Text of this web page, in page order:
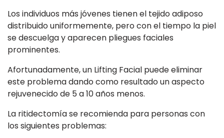
Los individuos más jóvenes tienen el tejido adiposo
distribuido uniformemente, pero con el tiempo la piel
se descuelga y aparecen pliegues faciales
prominentes.
Afortunadamente, un Lifting Facial puede eliminar
este problema dando como resultado un aspecto
rejuvenecido de 5 a 10 años menos.
La ritidectomía se recomienda para personas con
los siguientes problemas: